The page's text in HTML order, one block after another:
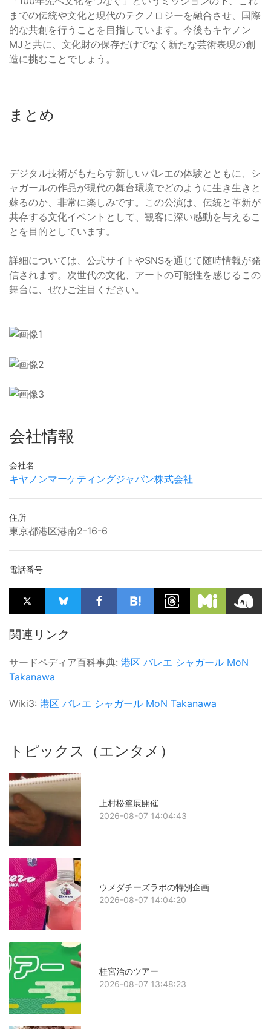
までの伝統や文化と現代のテクノロジーを融合させ、国際
的な共創を行うことを目指しています。今後もキヤノン
MJと共に、文化財の保存だけでなく新たな芸術表現の創
造に挑むことでしょう。
まとめ
デジタル技術がもたらす新しいバレエの体験とともに、シ
ャガールの作品が現代の舞台環境でどのように生き生きと
蘇るのか、非常に楽しみです。この公演は、伝統と革新が
共存する文化イベントとして、観客に深い感動を与えるこ
とを目的としています。
詳細については、公式サイトやSNSを通じて随時情報が発
信されます。次世代の文化、アートの可能性を感じるこの
舞台に、ぜひご注目ください。
会社情報
会社名
キヤノンマーケティングジャパン株式会社
住所
東京都港区港南2-16-6
電話番号
関連リンク
サードペディア百科事典: 港区 バレエ シャガール MoN
Takanawa
Wiki3: 港区 バレエ シャガール MoN Takanawa
トピックス（エンタメ）
上村松篁展開催
2026-08-07 14:04:43
ウメダチーズラボの特別企画
2026-08-07 14:04:20
桂宮治のツアー
2026-08-07 13:48:23